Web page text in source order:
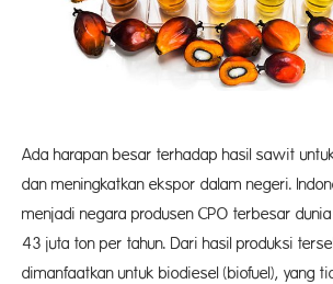
Ada harapan besar terhadap hasil sawit
dan meningkatkan ekspor dalam negeri.
menjadi negara produsen CPO terbesar
43 juta ton per tahun. Dari hasil produksi
dimanfaatkan untuk biodiesel (biofuel), yang